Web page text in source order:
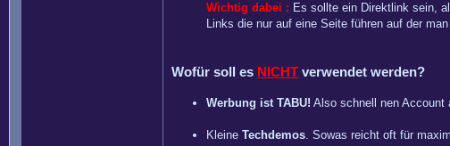
Wichtig dabei : Es sollte ein Direktlink sein,
Links die nur auf eine Seite führen auf der
Wofür soll es NICHT verwendet werden?
Werbung ist TABU! Also schnell nen Account
Kleine Techdemos. Sowas reicht oft für